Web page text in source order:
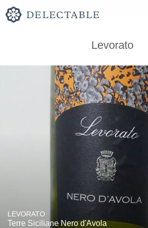
Levorato
LEVORATO
Terre Siciliane Nero d'Avola